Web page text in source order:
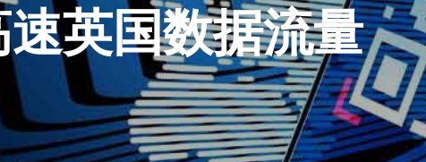
英国数据流量